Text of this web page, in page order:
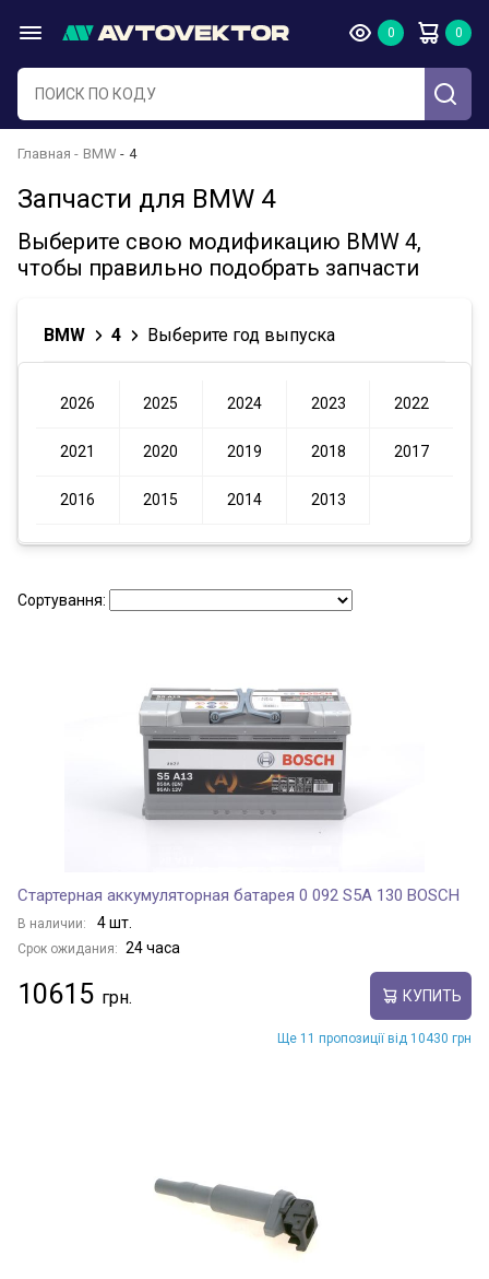
Главная BMW 4
Запчасти для BMW 4
Выберите свою модификацию BMW 4,
чтобы правильно подобрать запчасти
BMW 4 Выберите год выпуска
2026 2025 2024 2023 2022
2021 2020 2019 2018 2017
2016 2015 2014 2013
Сортування:
Стартерная аккумуляторная батарея 0 092 S5A 130 BOSCH
В наличии: 4 шт.
Срок ожидания: 24 часа
10615 КУПИТЬ
Ще 11 пропозиції від 10430 грн